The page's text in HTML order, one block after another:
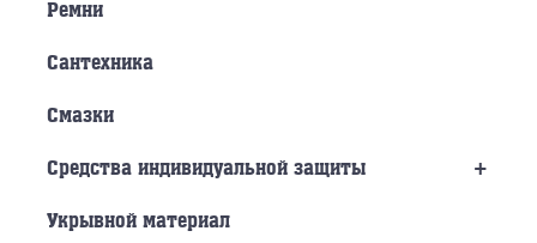
Ремни
Сантехника
Смазки
+
Средства индивидуальной защиты
Укрывной материал